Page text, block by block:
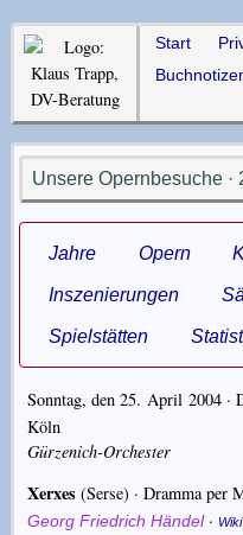
Start
Unsere Opernbesuche ·
Jahre Opern
Inszenierungen
Spielstätten
Sonntag, den 25. April 2004 ·
Köln
Gürzenich-Orchester
Xerxes (Serse) · Dramma per
Georg Friedrich Händel· Wiki